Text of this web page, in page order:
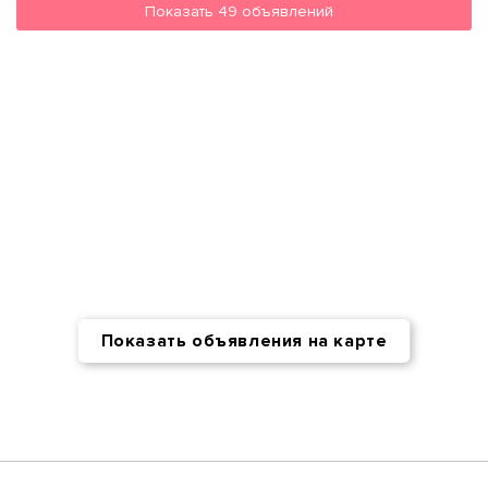
Показать 49 объявлений
Показать объявления на карте